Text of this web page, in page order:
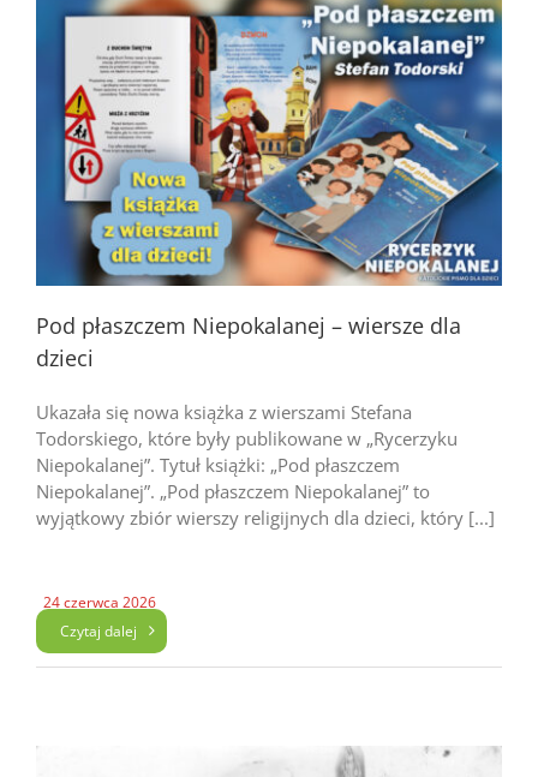
Pod płaszczem Niepokalanej – wiersze dla
dzieci
Ukazała się nowa książka z wierszami Stefana
Todorskiego, które były publikowane w „Rycerzyku
Niepokalanej”. Tytuł książki: „Pod płaszczem
Niepokalanej”. „Pod płaszczem Niepokalanej” to
wyjątkowy zbiór wierszy religijnych dla dzieci, który [...]
24 czerwca 2026
Czytaj dalej